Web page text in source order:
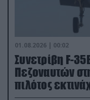
01.08.2026 | 00:02
Συνετρίβη F-
Πεζοναυτών
πιλότος